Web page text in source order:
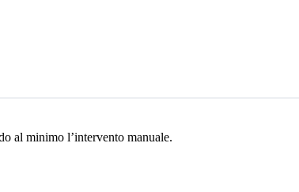
al minimo l’intervento manuale.